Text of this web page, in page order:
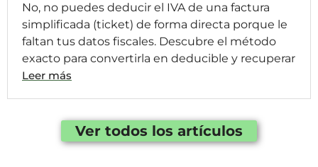
No, no puedes deducir el IVA de una factura
simplificada (ticket) de forma directa porque le
faltan tus datos fiscales. Descubre el método
exacto para convertirla en deducible y recuperar
Leer más
Ver todos los artículos